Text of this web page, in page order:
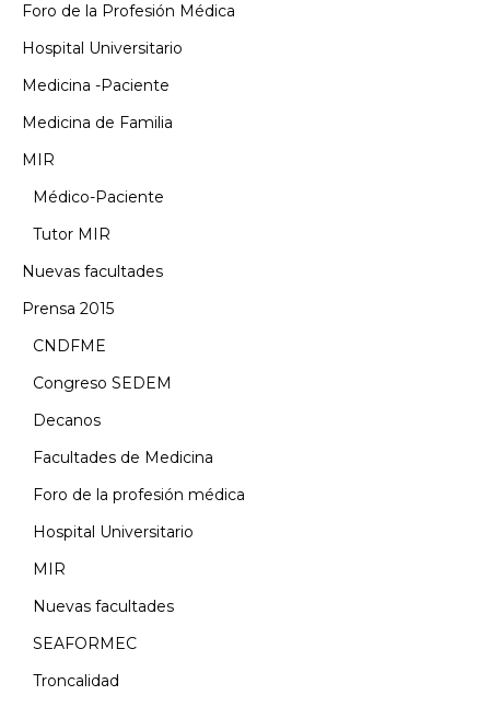
Foro de la Profesión Médica
Hospital Universitario
Medicina -Paciente
Medicina de Familia
MIR
Médico-Paciente
Tutor MIR
Nuevas facultades
Prensa 2015
CNDFME
Congreso SEDEM
Decanos
Facultades de Medicina
Foro de la profesión médica
Hospital Universitario
MIR
Nuevas facultades
SEAFORMEC
Troncalidad